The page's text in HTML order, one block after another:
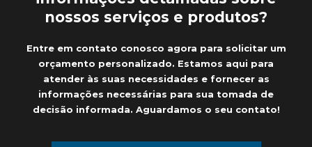
nossos serviços e produtos?
Entre em contato conosco agora para solicitar um
orçamento personalizado. Estamos aqui para
atender às suas necessidades e fornecer as
informações necessárias para sua tomada de
decisão informada. Aguardamos o seu contato!